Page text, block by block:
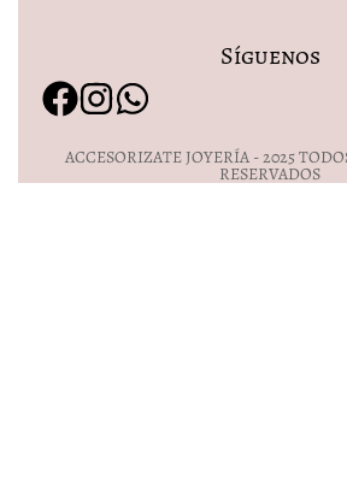
Síguenos
ACCESORIZATE JOYERÍA - 2025
RESERVADOS